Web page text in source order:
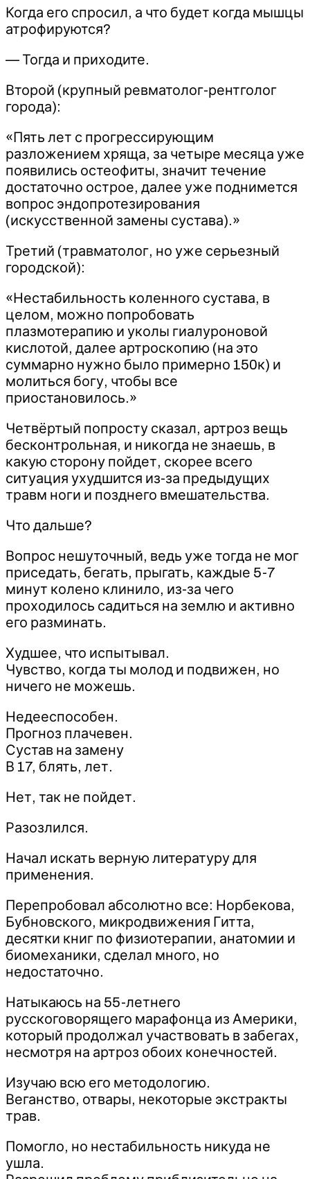
Когда его спросил, а что будет когда мышцы
атрофируются?
— Тогда и приходите.
Второй (крупный ревматолог-рентголог
города):
«Пять лет с прогрессирующим
разложением хряща, за четыре месяца уже
появились остеофиты, значит течение
достаточно острое, далее уже поднимется
вопрос эндопротезирования
(искусственной замены сустава).»
Третий (травматолог, но уже серьезный
городской):
«Нестабильность коленного сустава, в
целом, можно попробовать
плазмотерапию и уколы гиалуроновой
кислотой, далее артроскопию (на это
суммарно нужно было примерно 150к) и
молиться богу, чтобы все
приостановилось.»
Четвёртый попросту сказал, артроз вещь
бесконтрольная, и никогда не знаешь, в
какую сторону пойдет, скорее всего
ситуация ухудшится из-за предыдущих
травм ноги и позднего вмешательства.
Что дальше?
Вопрос нешуточный, ведь уже тогда не мог
приседать, бегать, прыгать, каждые 5-7
минут колено клинило, из-за чего
проходилось садиться на землю и активно
его разминать.
Худшее, что испытывал.
Чувство, когда ты молод и подвижен, но
ничего не можешь.
Недееспособен.
Прогноз плачевен.
Сустав на замену
В 17, блять, лет.
Нет, так не пойдет.
Разозлился.
Начал искать верную литературу для
применения.
Перепробовал абсолютно все: Норбекова,
Бубновского, микродвижения Гитта,
десятки книг по физиотерапии, анатомии и
биомеханики, сделал много, но
недостаточно.
Натыкаюсь на 55-летнего
русскоговорящего марафонца из Америки,
который продолжал участвовать в забегах,
несмотря на артроз обоих конечностей.
Изучаю всю его методологию.
Веганство, отвары, некоторые экстракты
трав.
Помогло, но нестабильность никуда не
ушла.